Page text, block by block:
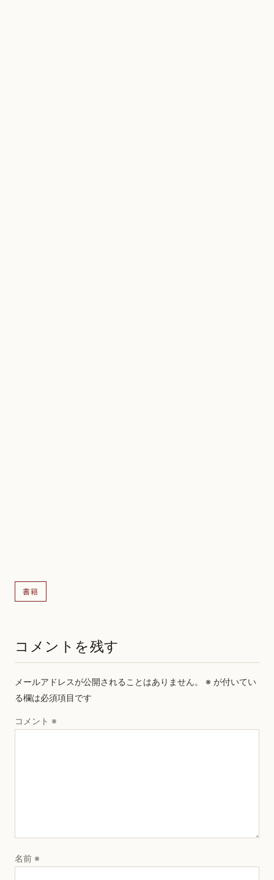
書籍
コメントを残す
メールアドレスが公開されることはありません。 ※ が付いてい
る欄は必須項目です
コメント ※
名前 ※